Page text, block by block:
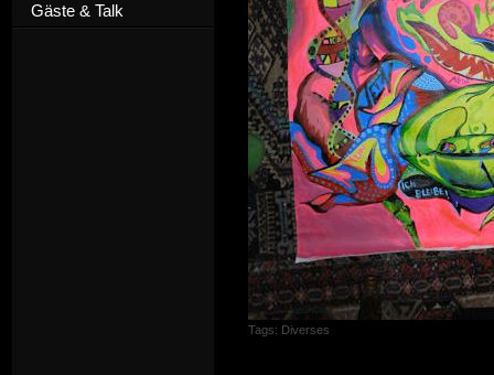
Gäste & Talk
Tags: Diverses